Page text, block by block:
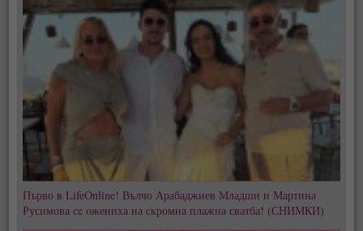
Първо в LifeOnline! Вълчо Арабаджиев Младши и Мартина
Русимова сe oжениха на скромна плажна сватба! (СНИМКИ)